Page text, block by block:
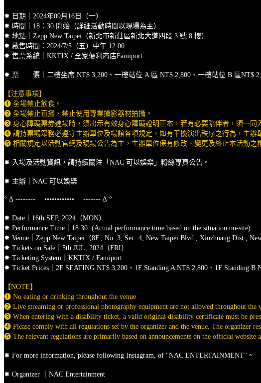
✸ 日期｜2024年09月16日（一）
✸ 時間｜18：30 開始（詳細活動時間以現場為主）
✸ 地點｜Zepp New Taipei（新北市新莊區新北大道四段 3 號 8 樓）
✸ 啟售時間：2024/7/5（五）中午 12:00
✸ 售票系統｜KKTIX / 全家便利商店Famiport
✸ 票 價｜二樓坐席 NT$ 3,200、一樓站位 A 區 NT$ 2,800、一樓站位 B 區NT$
【注意事項】
➊ 全場禁止飲食。
➋ 全場禁止直播、禁止使用專業攝影器材拍攝。
➌ 身心障礙票券進場時，須出示有效身心障礙證明正本，若有必要陪伴者，須一
➍ 請持票觀眾務必遵守主辦單位及場館各項規定，如有干擾演出秩序之行為，主辦
➎ 相關規定以活動官網及現場公告為主，主辦單位保有修改、變更及終止本活動之
✸ 入場及活動資訊，請持續關注「NAC 可以娛樂」粉絲專頁公告。
✸ 主辦｜NAC 可以娛樂
° ∆ -------- •••••••••••• ------- ∆ °
✸ Date｜16th SEP, 2024（MON）
✸ Performance Time｜18:30 (Actual performance time based on the situation on-site)
✸ Venue｜Zepp New Taipei（8F., No. 3, Sec. 4, New Taipei Blvd., Xinzhuang Dist.,
✸ Tickets on Sale｜5th JUL, 2024（FRI）
✸ Ticketing System｜KKTIX / Famiport
✸ Ticket Prices｜2F SEATING NT$ 3,200、1F Standing A NT$ 2,800、1F Standing B
【NOTE】
➊ No eating or drinking throughout the venue
➋ Live streaming or professional photography equipment are not allowed throughout the
➌ When entering with a disability ticket, a valid original disability certificate must be
➍ Please comply with all regulations set by the organizer and the venue. The organizer
➎ The relevant regulations are primarily based on announcements on the official website
✸ For more information, please following Instagram, of "NAC ENTERTAINMENT"。
✸ Organizer ｜NAC Entertainment